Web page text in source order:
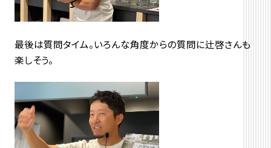
最後は質問タイム。いろんな角度からの質問に辻啓さんも
楽しそう。